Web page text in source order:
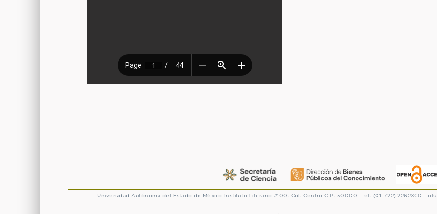
Universidad Autónoma del Estado de México Instituto Literario #100. Col. Centro C.P. 50000. Tel. (01-722) 2262300